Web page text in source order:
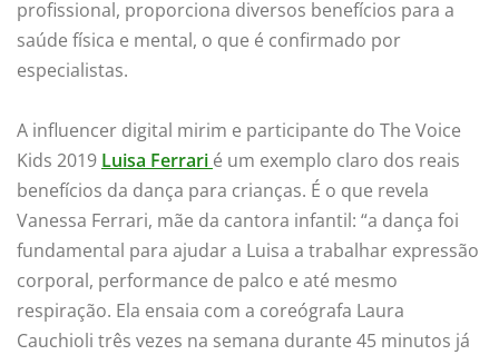
profissional, proporciona diversos benefícios para a
saúde física e mental, o que é confirmado por
especialistas.
A influencer digital mirim e participante do The Voice
Kids 2019 Luisa Ferrari é um exemplo claro dos reais
benefícios da dança para crianças. É o que revela
Vanessa Ferrari, mãe da cantora infantil: “a dança foi
fundamental para ajudar a Luisa a trabalhar expressão
corporal, performance de palco e até mesmo
respiração. Ela ensaia com a coreógrafa Laura
Cauchioli três vezes na semana durante 45 minutos já